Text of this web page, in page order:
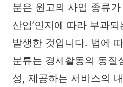
분은 원고의 사업 종류가
산업’인지에 따라 부과
발생한 것입니다. 법에
분류는 경제활동의 동질
성, 제공하는 서비스의